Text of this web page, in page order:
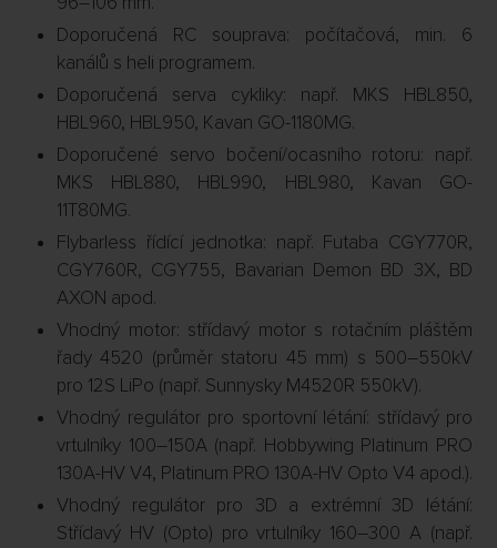
Doporučená RC souprava: počítačová, min. 6
kanálů s heli programem.
Doporučená serva cykliky: např. MKS HBL850,
HBL960, HBL950, Kavan GO-1180MG.
Doporučené servo bočení/ocasního rotoru: např.
MKS HBL880, HBL990, HBL980, Kavan GO-
11T80MG.
Flybarless řídící jednotka: např. Futaba CGY770R,
CGY760R, CGY755, Bavarian Demon BD 3X, BD
AXON apod.
Vhodný motor: střídavý motor s rotačním pláštěm
řady 4520 (průměr statoru 45 mm) s 500–550kV
pro 12S LiPo (např. Sunnysky M4520R 550kV).
Vhodný regulátor pro sportovní létání: střídavý pro
vrtulníky 100–150A (např. Hobbywing Platinum PRO
130A-HV V4, Platinum PRO 130A-HV Opto V4 apod.).
Vhodný regulátor pro 3D a extrémní 3D létání:
Střídavý HV (Opto) pro vrtulníky 160–300 A (např.